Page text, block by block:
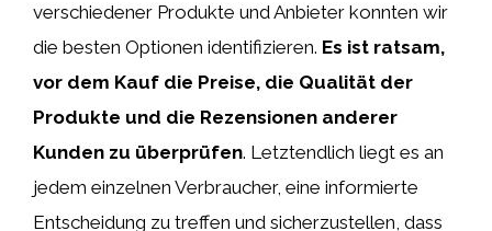
verschiedener Produkte und Anbieter konnten wir
die besten Optionen identifizieren. Es ist ratsam,
vor dem Kauf die Preise, die Qualität der
Produkte und die Rezensionen anderer
Kunden zu überprüfen. Letztendlich liegt es an
jedem einzelnen Verbraucher, eine informierte
Entscheidung zu treffen und sicherzustellen, dass